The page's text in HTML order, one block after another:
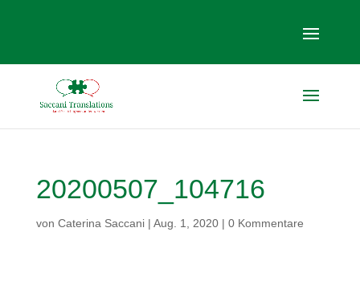
20200507_104716
von Caterina Saccani| Aug. 1, 2020| 0 Kommentare